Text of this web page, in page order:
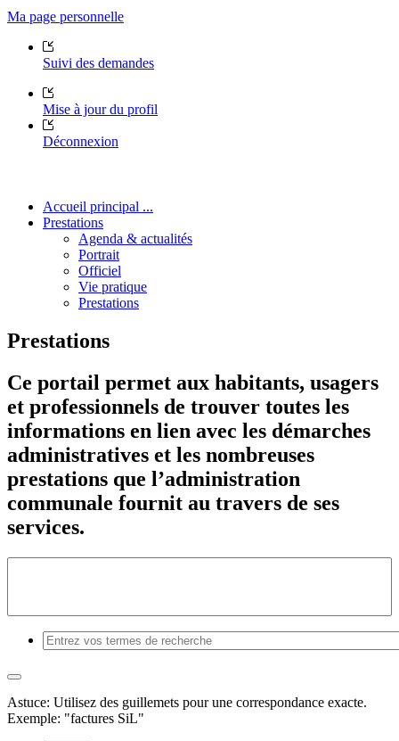
Ma page personnelle
Suivi des demandes
Mise à jour du profil
Déconnexion
Accueil principal ...
Prestations
Agenda & actualités
Portrait
Officiel
Vie pratique
Prestations
Prestations
Ce portail permet aux habitants, usagers
et professionnels de trouver toutes les
informations en lien avec les démarches
administratives et les nombreuses
prestations que l’administration
communale fournit au travers de ses
services.
Astuce: Utilisez des guillemets pour une correspondance exacte.
Exemple: "factures SiL"